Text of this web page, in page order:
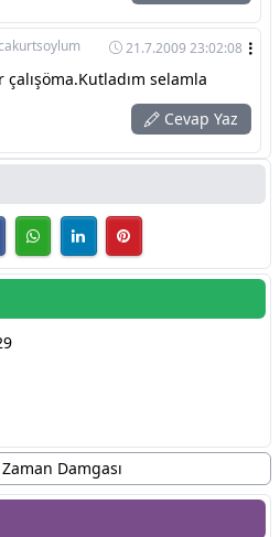
21.7.2009 23:02:08
selamla
Cevap Yaz
Damgası